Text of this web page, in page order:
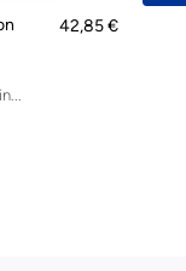
42,85 €